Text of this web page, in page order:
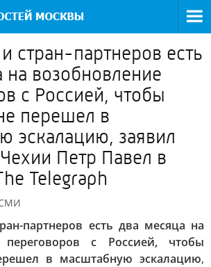
стран-партнеров есть
на возобновление
с Россией, чтобы
перешел в
эскалацию, заявил
Петр Павел в
Telegraph
партнеров есть два месяца на
переговоров с Россией, чтобы
в масштабную эскалацию,